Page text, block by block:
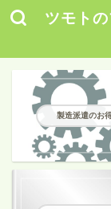
ツモト
製造派遣のお